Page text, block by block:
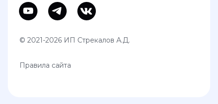
© 2021-2026 ИП Стрекалов А.Д.
Правила сайта